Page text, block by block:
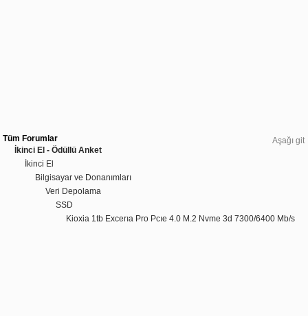
Aşağı git
Tüm Forumlar
İkinci El - Ödüllü Anket
İkinci El
Bilgisayar ve Donanımları
Veri Depolama
SSD
Kioxia 1tb Excerıa Pro Pcıe 4.0 M.2 Nvme 3d 7300/6400 Mb/s